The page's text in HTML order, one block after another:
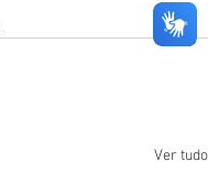
Ver tudo